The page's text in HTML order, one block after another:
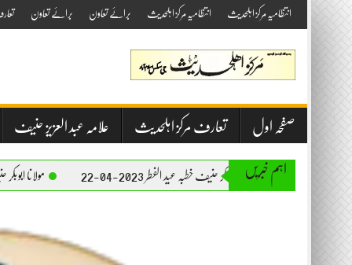
Skip
to
content
انتظامیہ مرکز اہلحدیث انتظامیہ مرکز اہلحدیث برائے تعاون برائے تعاون
صفحہ اول تعارف مرکز اہلحدیث علامہ عبد العزیز حنیف
اہم خبریں
مولانا ابوبکر حنیف خطبہ عید الفطر 2023-04-22 مولانا ابوبکر حنیف خطبہ جمعۃ المبارک